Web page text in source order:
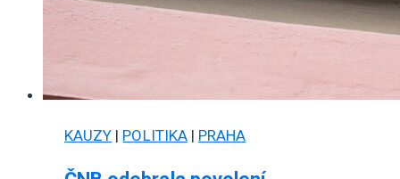
KAUZY | POLITIKA| PRAHA